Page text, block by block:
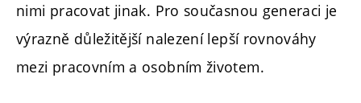
nimi pracovat jinak. Pro současnou generaci je
výrazně důležitější nalezení lepší rovnováhy
mezi pracovním a osobním životem.